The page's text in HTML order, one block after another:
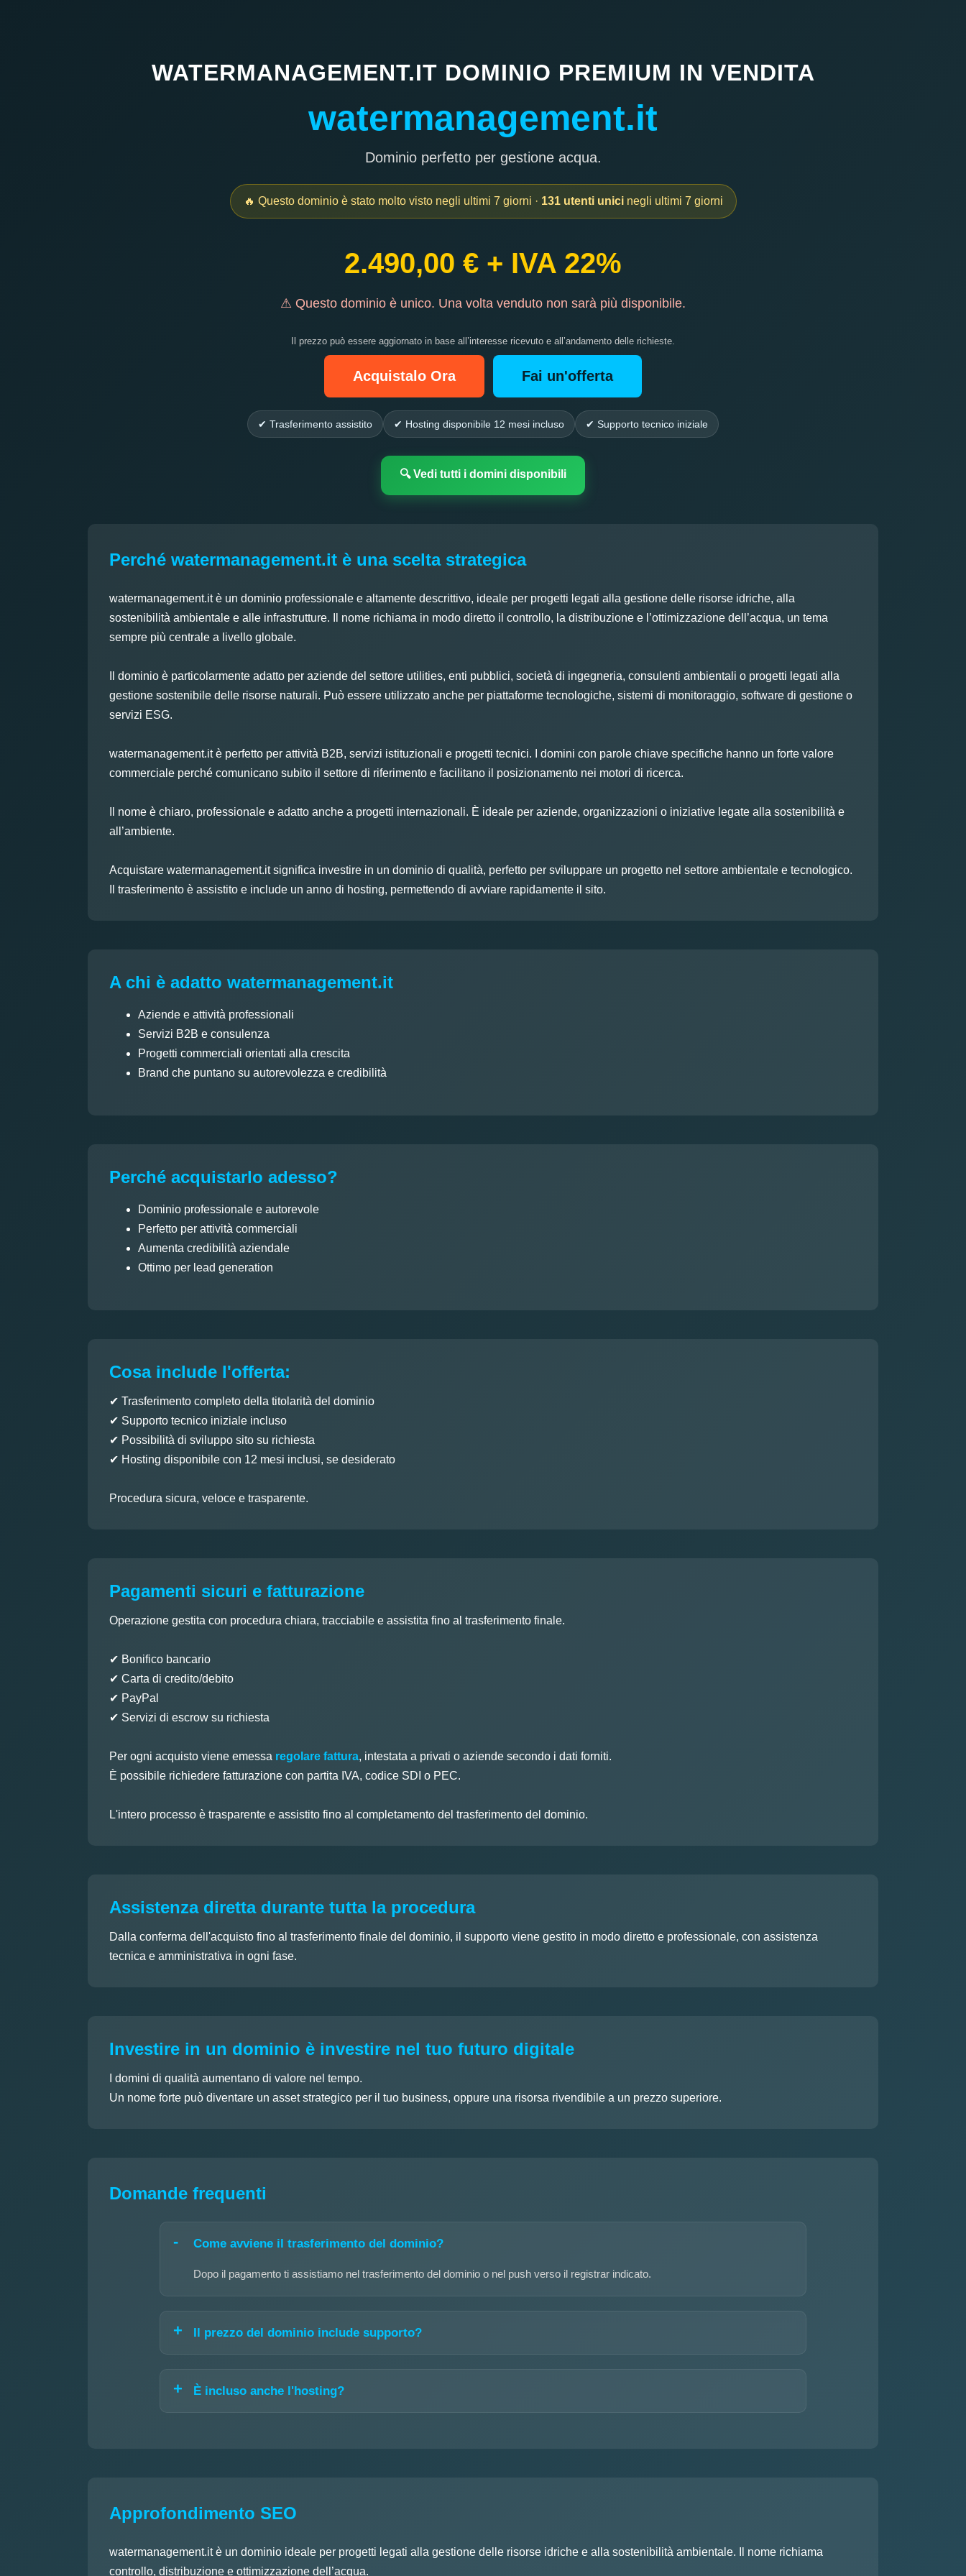
WATERMANAGEMENT.IT DOMINIO PREMIUM IN VENDITA
watermanagement.it
Dominio perfetto per gestione acqua.
🔥 Questo dominio è stato molto visto negli ultimi 7 giorni · 131 utenti unicinegli ultimi 7 giorni
2.490,00 € + IVA 22%
⚠ Questo dominio è unico. Una volta venduto non sarà più disponibile.
Il prezzo può essere aggiornato in base all’interesse ricevuto e all’andamento delle richieste.
Acquistalo Ora Fai un'offerta
✔ Trasferimento assistito ✔ Hosting disponibile 12 mesi incluso ✔ Supporto tecnico iniziale
🔍 Vedi tutti i domini disponibili
Perché watermanagement.it è una scelta strategica
watermanagement.it è un dominio professionale e altamente descrittivo, ideale per progetti legati alla gestione delle risorse idriche, alla
sostenibilità ambientale e alle infrastrutture. Il nome richiama in modo diretto il controllo, la distribuzione e l’ottimizzazione dell’acqua, un tema
sempre più centrale a livello globale.
Il dominio è particolarmente adatto per aziende del settore utilities, enti pubblici, società di ingegneria, consulenti ambientali o progetti legati alla
gestione sostenibile delle risorse naturali. Può essere utilizzato anche per piattaforme tecnologiche, sistemi di monitoraggio, software di gestione o
servizi ESG.
watermanagement.it è perfetto per attività B2B, servizi istituzionali e progetti tecnici. I domini con parole chiave specifiche hanno un forte valore
commerciale perché comunicano subito il settore di riferimento e facilitano il posizionamento nei motori di ricerca.
Il nome è chiaro, professionale e adatto anche a progetti internazionali. È ideale per aziende, organizzazioni o iniziative legate alla sostenibilità e
all’ambiente.
Acquistare watermanagement.it significa investire in un dominio di qualità, perfetto per sviluppare un progetto nel settore ambientale e tecnologico.
Il trasferimento è assistito e include un anno di hosting, permettendo di avviare rapidamente il sito.
A chi è adatto watermanagement.it
Aziende e attività professionali
Servizi B2B e consulenza
Progetti commerciali orientati alla crescita
Brand che puntano su autorevolezza e credibilità
Perché acquistarlo adesso?
Dominio professionale e autorevole
Perfetto per attività commerciali
Aumenta credibilità aziendale
Ottimo per lead generation
Cosa include l'offerta:
✔ Trasferimento completo della titolarità del dominio
✔ Supporto tecnico iniziale incluso
✔ Possibilità di sviluppo sito su richiesta
✔ Hosting disponibile con 12 mesi inclusi, se desiderato
Procedura sicura, veloce e trasparente.
Pagamenti sicuri e fatturazione
Operazione gestita con procedura chiara, tracciabile e assistita fino al trasferimento finale.
✔ Bonifico bancario
✔ Carta di credito/debito
✔ PayPal
✔ Servizi di escrow su richiesta
Per ogni acquisto viene emessa regolare fattura, intestata a privati o aziende secondo i dati forniti.
È possibile richiedere fatturazione con partita IVA, codice SDI o PEC.
L'intero processo è trasparente e assistito fino al completamento del trasferimento del dominio.
Assistenza diretta durante tutta la procedura
Dalla conferma dell'acquisto fino al trasferimento finale del dominio, il supporto viene gestito in modo diretto e professionale, con assistenza
tecnica e amministrativa in ogni fase.
Investire in un dominio è investire nel tuo futuro digitale
I domini di qualità aumentano di valore nel tempo.
Un nome forte può diventare un asset strategico per il tuo business, oppure una risorsa rivendibile a un prezzo superiore.
Domande frequenti
Come avviene il trasferimento del dominio?
Dopo il pagamento ti assistiamo nel trasferimento del dominio o nel push verso il registrar indicato.
Il prezzo del dominio include supporto?
È incluso anche l'hosting?
Approfondimento SEO
watermanagement.it è un dominio ideale per progetti legati alla gestione delle risorse idriche e alla sostenibilità ambientale. Il nome richiama
controllo, distribuzione e ottimizzazione dell’acqua.